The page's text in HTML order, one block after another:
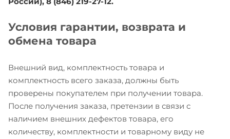
Условия гарантии, возврата и
обмена товара
Внешний вид, комплектность товара и
комплектность всего заказа, должны быть
проверены покупателем при получении товара.
После получения заказа, претензии в связи с
наличием внешних дефектов товара, его
количеству, комплектности и товарному виду не